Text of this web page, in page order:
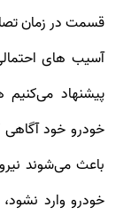
قسمت در زمان
آسیب های
پیشنهاد
خودرو خود
باعث می‌شوند
خودرو وارد